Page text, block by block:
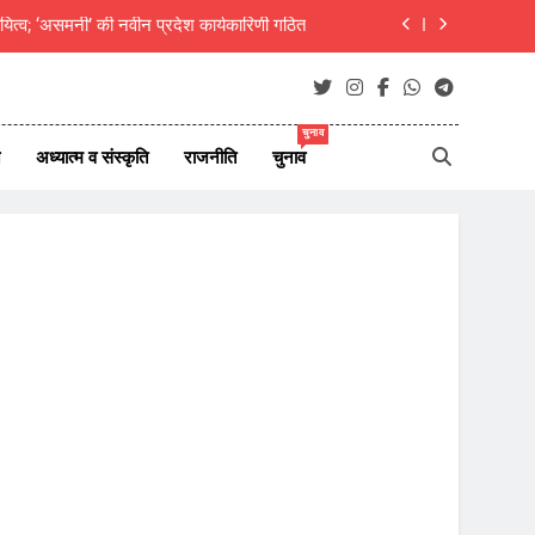
का राजस्थानी मोट्यार परिषद ने किया अभिनंदन
ऑफ न्यूज़ पोर्टल्स की कार्यकारिणी का विस्तार
अध्यात्म व संस्कृति राजनीति चुनाव
चुनाव